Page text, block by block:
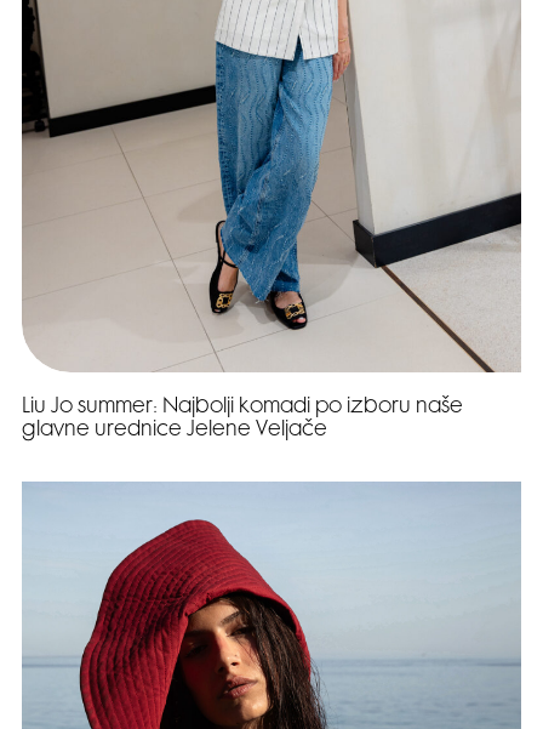
Liu Jo summer: Najbolji komadi po izboru naše
glavne urednice Jelene Veljače